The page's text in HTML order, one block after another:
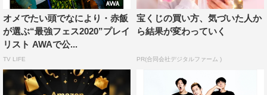
『影響を与えてくれた曲たちのほんの一部 日本編』
プレイリストURL：
01. ロビンソン／スピッツ
02. シングルベッド／シャ乱Q
オメでたい頭でなにより・赤飯
が選ぶ“最強フェス2020”プレイ
リスト AWAで公...
TV LIFE
宝くじの買い方、気づいた人か
ら結果が変わっていく
PR(合同会社デジタルファーム )